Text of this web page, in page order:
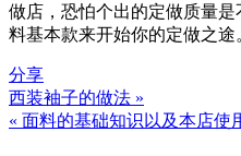
做店，恐怕个出的定做质量
料基本款来开始你的定做之途
分享
文
章
西装袖子的做法 »
« 面料的基础知识以及本店使